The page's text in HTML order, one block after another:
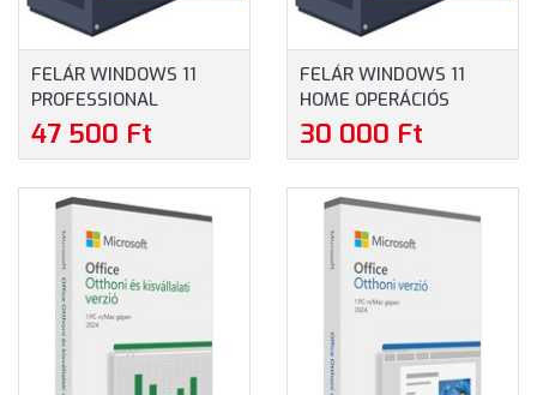
FELÁR WINDOWS 11
PROFESSIONAL
OPERÁCIÓS
RENDSZERRE -
47 500 Ft
FELÁR WINDOWS 11
HOME OPERÁCIÓS
RENDSZERRE -
TELEPÍTVE
30 000 Ft